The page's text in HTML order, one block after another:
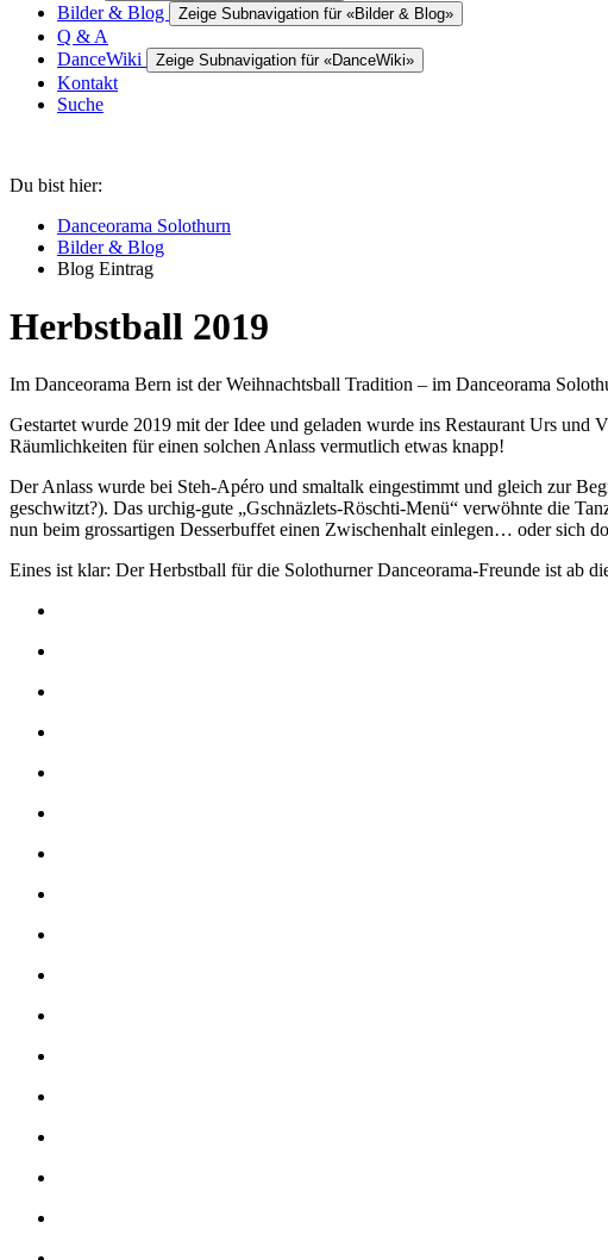
Bilder & Blog Zeige Subnavigation für «Bilder & Blog»
Q & A
DanceWiki
Zeige Subnavigation für «DanceWiki»
Kontakt
Suche
Du bist hier:
Danceorama Solothurn
Bilder & Blog
Blog Eintrag
Herbstball 2019
Im Danceorama Bern ist der Weihnachtsball Tradition – im Danceorama
Gestartet wurde 2019 mit der Idee und geladen wurde ins Restaurant Urs
Räumlichkeiten für einen solchen Anlass vermutlich etwas knapp!
Der Anlass wurde bei Steh-Apéro und smaltalk eingestimmt und gleich zur
geschwitzt?). Das urchig-gute „Gschnäzlets-Röschti-Menü“ verwöhnte die
nun beim grossartigen Desserbuffet einen Zwischenhalt einlegen… oder sich
Eines ist klar: Der Herbstball für die Solothurner Danceorama-Freunde ist ab